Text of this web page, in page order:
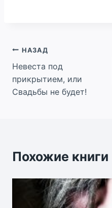
Навигация
по
записям
НАЗАД
Невеста под
прикрытием, или
Свадьбы не будет!
Похожие книги